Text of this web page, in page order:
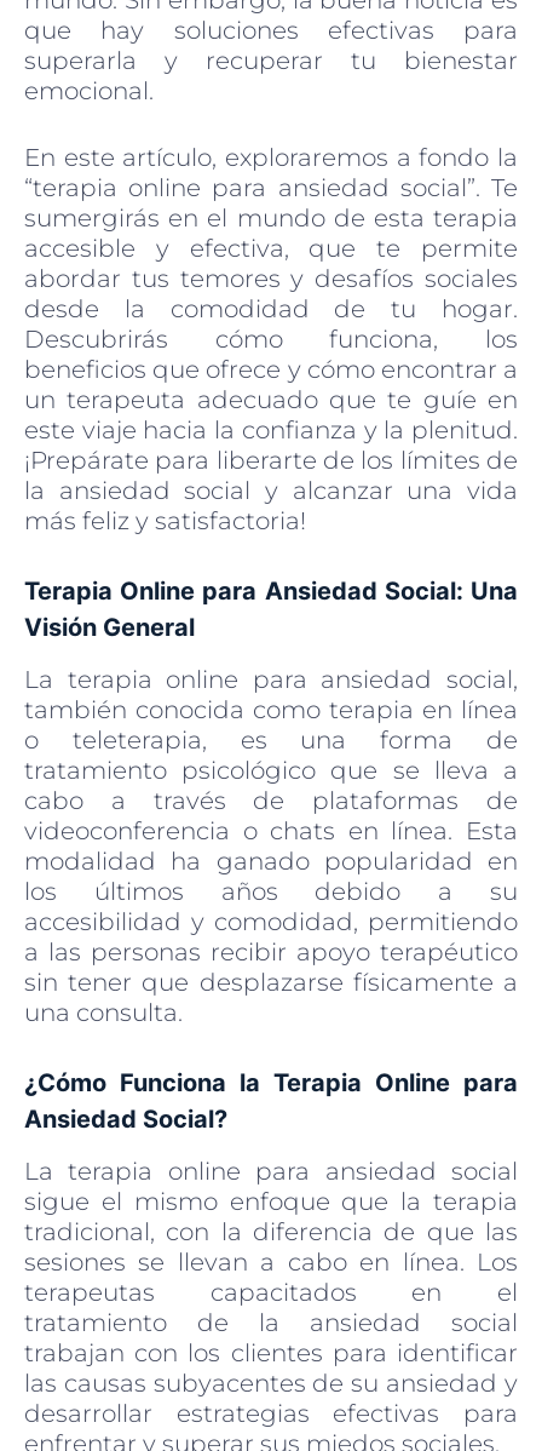
que hay soluciones efectivas para
superarla y recuperar tu bienestar
emocional.
En este artículo, exploraremos a fondo la
“terapia online para ansiedad social”. Te
sumergirás en el mundo de esta terapia
accesible y efectiva, que te permite
abordar tus temores y desafíos sociales
desde la comodidad de tu hogar.
Descubrirás cómo funciona, los
beneficios que ofrece y cómo encontrar a
un terapeuta adecuado que te guíe en
este viaje hacia la confianza y la plenitud.
¡Prepárate para liberarte de los límites de
la ansiedad social y alcanzar una vida
más feliz y satisfactoria!
Terapia Online para Ansiedad Social: Una
Visión General
La terapia online para ansiedad social,
también conocida como terapia en línea
o teleterapia, es una forma de
tratamiento psicológico que se lleva a
cabo a través de plataformas de
videoconferencia o chats en línea. Esta
modalidad ha ganado popularidad en
los últimos años debido a su
accesibilidad y comodidad, permitiendo
a las personas recibir apoyo terapéutico
sin tener que desplazarse físicamente a
una consulta.
¿Cómo Funciona la Terapia Online para
Ansiedad Social?
La terapia online para ansiedad social
sigue el mismo enfoque que la terapia
tradicional, con la diferencia de que las
sesiones se llevan a cabo en línea. Los
terapeutas capacitados en el
tratamiento de la ansiedad social
trabajan con los clientes para identificar
las causas subyacentes de su ansiedad y
desarrollar estrategias efectivas para
enfrentar y superar sus miedos sociales.